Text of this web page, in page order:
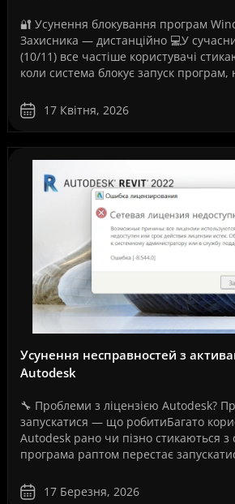
🔐 Усунення блокування програм
Захисника — дистанційно 💻У
(10/11) все частіше користувачі
коли система блокує запуск програм,
17 Квітня, 2026
Усунення несправностей з
Autodesk
🔧 Проблеми з ліцензією Autodesk?
запускатися — що робитиБагато
Autodesk рано чи пізно стикаються з
програма раптом перестає
17 Березня, 2026